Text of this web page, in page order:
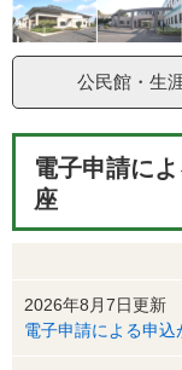
文
へ
公民館・生
電子申請に
座
2026年8月7日更新
電子申請による申